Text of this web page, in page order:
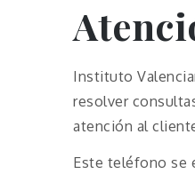
Instituto
resolver
atención al
Este teléfono se